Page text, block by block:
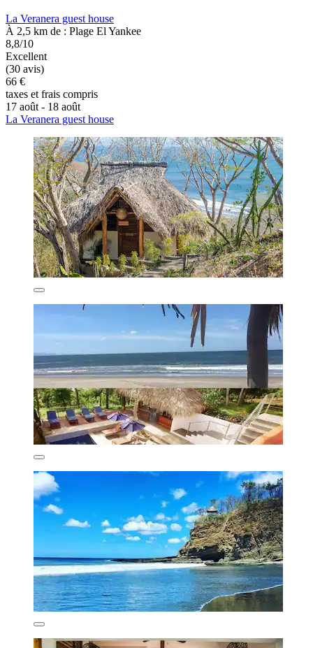
La Veranera guest house
À 2,5 km de : Plage El Yankee
8,8/10
Excellent
(30 avis)
66 €
taxes et frais compris
17 août - 18 août
La Veranera guest house